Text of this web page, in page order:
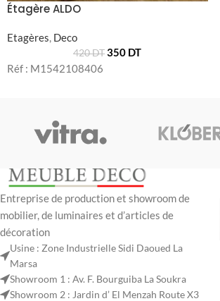
Étagère ALDO
Etagères, Deco
420DT 350 DT
Réf : M1542108406
Entreprise de production et showroom de
mobilier, de luminaires et d’articles de
décoration
Usine : Zone Industrielle Sidi Daoued La
Marsa
Showroom 1 : Av. F. Bourguiba La Soukra
Showroom 2 : Jardin d’ El Menzah Route X3